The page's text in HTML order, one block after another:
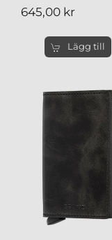
645,00 kr
Lägg till